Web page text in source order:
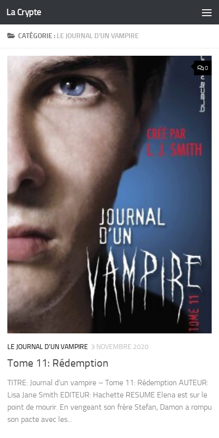
Skip to content
La Crypte
CATÉGORIE : LE JOURNAL D’UN VAMPIRE
0
LE JOURNAL D'UN VAMPIRE 3 NOVEMBRE 2020
Tome 11: Rédemption
TITRE: Journal d’un vampire – Tome 11: Rédemption AUTEUR:
Lisa Jane Smith EDITEUR: Hachette RESUME Elena est sur le
point de mourir. En vengeant son frère Stefan, Damon a rompu
son pacte avec les...